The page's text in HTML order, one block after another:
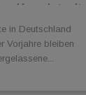
Kugelstadt
in Deutschland
Vorjahre bleiben